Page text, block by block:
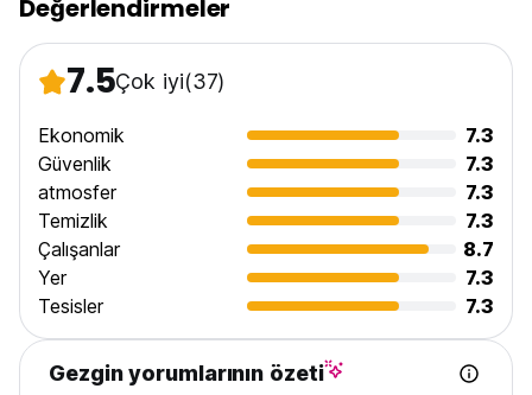
Değerlendirmeler
7.5Çok iyi(37)
Ekonomik
7.3
Güvenlik
7.3
atmosfer
7.3
Temizlik
7.3
Çalışanlar
8.7
Yer
7.3
Tesisler
7.3
Gezgin yorumlarının özeti